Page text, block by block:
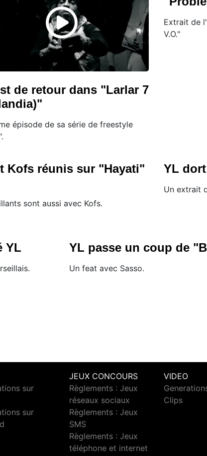
de retour dans "Larlar 7
épisode de sa série de freestyle
Extrait de
V.O."
Kofs réunis sur "Hayati"
sont aussi avec Kofs.
YL
Un extrait
YL YL passe un coup de
Un feat avec Sasso.
sur
sur
JEUX CONCOURS
Règlements : Jeux
réseaux sociaux
Règlements : Jeux
SMS
Règlements : Jeux
téléphone et internet
VIDEO
Clips